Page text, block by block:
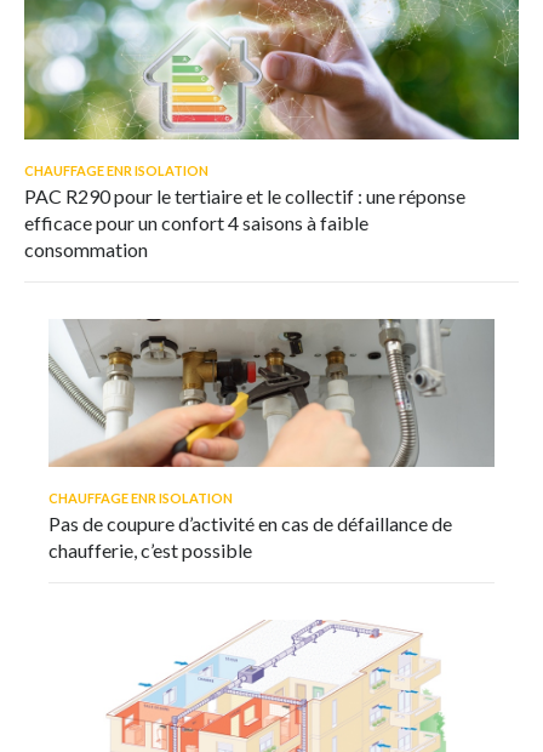
CHAUFFAGE ENR ISOLATION
PAC R290 pour le tertiaire et le collectif : une réponse
efficace pour un confort 4 saisons à faible
consommation
CHAUFFAGE ENR ISOLATION
Pas de coupure d’activité en cas de défaillance de
chaufferie, c’est possible